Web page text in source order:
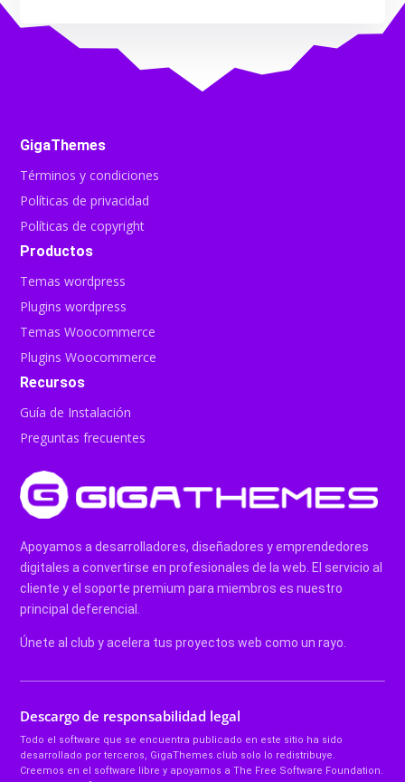
GigaThemes
Términos y condiciones
Políticas de privacidad
Políticas de copyright
Productos
Temas wordpress
Plugins wordpress
Temas Woocommerce
Plugins Woocommerce
Recursos
Guía de Instalación
Preguntas frecuentes
Apoyamos a desarrolladores, diseñadores y emprendedores
digitales a convertirse en profesionales de la web. El servicio al
cliente y el soporte premium para miembros es nuestro
principal deferencial.
Únete al club y acelera tus proyectos web como un rayo.
Descargo de responsabilidad legal
Todo el software que se encuentra publicado en este sitio ha sido
desarrollado por terceros, GigaThemes.club solo lo redistribuye.
Creemos en el software libre y apoyamos a The Free Software Foundation.